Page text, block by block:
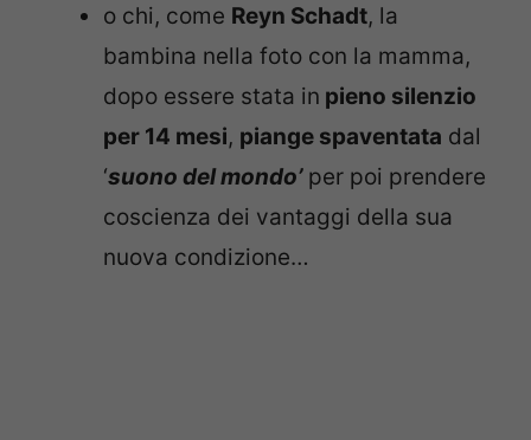
o chi, come Reyn Schadt, la
bambina nella foto con la mamma,
dopo essere stata in pieno silenzio
per 14 mesi, piange spaventata dal
‘suono del mondo’ per poi prendere
coscienza dei vantaggi della sua
nuova condizione…